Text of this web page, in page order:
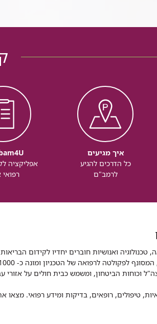
איך מגיעים
כל הדרכים להגיע
לרמב"ם
אפליקציה
רפואי
ואנושיות חוברים יחדיו לקידום
טיפולים, רופאים, בדיקות ומידע רפואי.